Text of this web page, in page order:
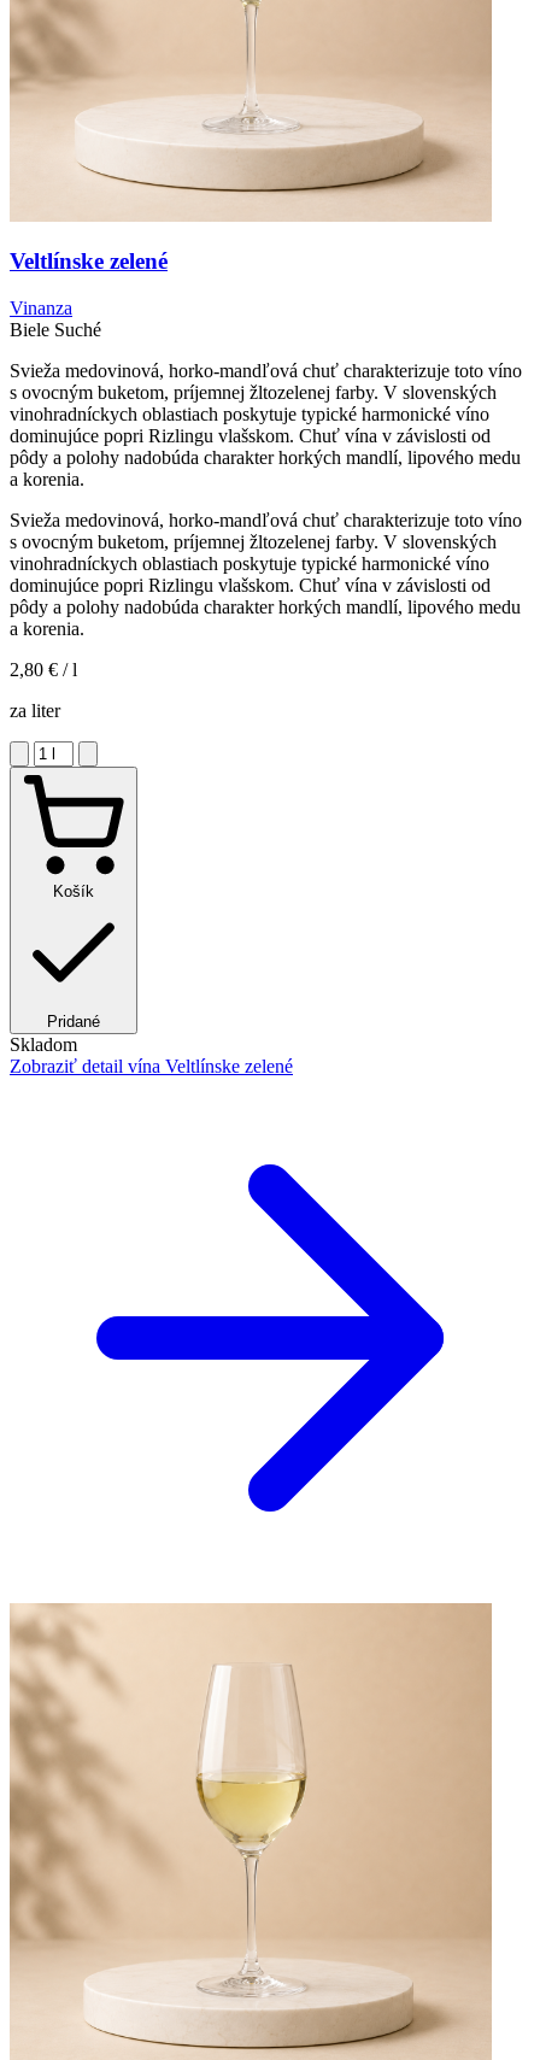
Veltlínske zelené
Vinanza
Biele Suché
Svieža medovinová, horko-mandľová chuť charakterizuje toto víno
s ovocným buketom, príjemnej žltozelenej farby. V slovenských
vinohradníckych oblastiach poskytuje typické harmonické víno
dominujúce popri Rizlingu vlašskom. Chuť vína v závislosti od
pôdy a polohy nadobúda charakter horkých mandlí, lipového medu
a korenia.
Svieža medovinová, horko-mandľová chuť charakterizuje toto víno
s ovocným buketom, príjemnej žltozelenej farby. V slovenských
vinohradníckych oblastiach poskytuje typické harmonické víno
dominujúce popri Rizlingu vlašskom. Chuť vína v závislosti od
pôdy a polohy nadobúda charakter horkých mandlí, lipového medu
a korenia.
2,80 € / l
za liter
Košík
Pridané
Skladom
Zobraziť detail vína Veltlínske zelené